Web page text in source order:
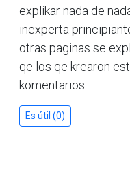
explikar nada de
inexperta
otras paginas se
qe los qe krearon
komentarios
Es útil (0)